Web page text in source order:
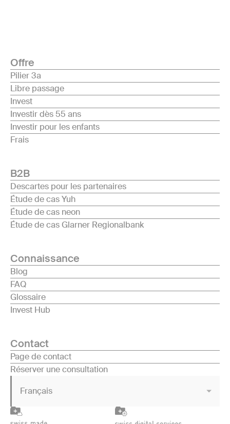
Offre
Pilier 3a
Libre passage
Invest
Investir dès 55 ans
Investir pour les enfants
Frais
B2B
Descartes pour les partenaires
Étude de cas Yuh
Étude de cas neon
Étude de cas Glarner Regionalbank
Connaissance
Blog
FAQ
Glossaire
Invest Hub
Contact
Page de contact
Réserver une consultation
Français